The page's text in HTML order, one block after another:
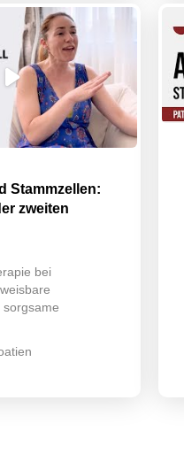
Stammzellen:
zweiten
bei
sorgsame